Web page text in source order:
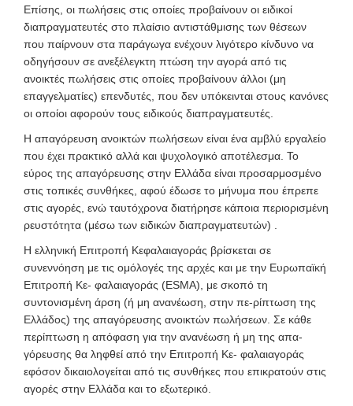
Επίσης, οι πωλήσεις στις οποίες προβαίνουν οι ειδικοί
διαπραγματευτές στο πλαίσιο αντιστάθμισης των θέσεων
που παίρνουν στα παράγωγα ενέχουν λιγότερο κίνδυνο να
οδηγήσουν σε ανεξέλεγκτη πτώση την αγορά από τις
ανοικτές πωλήσεις στις οποίες προβαίνουν άλλοι (μη
επαγγελματίες) επενδυτές, που δεν υπόκεινται στους κανόνες
οι οποίοι αφορούν τους ειδικούς διαπραγματευτές.
Η απαγόρευση ανοικτών πωλήσεων είναι ένα αμβλύ εργαλείο
που έχει πρακτικό αλλά και ψυχολογικό αποτέλεσμα. Το
εύρος της απαγόρευσης στην Ελλάδα είναι προσαρμοσμένο
στις τοπικές συνθήκες, αφού έδωσε το μήνυμα που έπρεπε
στις αγορές, ενώ ταυτόχρονα διατήρησε κάποια περιορισμένη
ρευστότητα (μέσω των ειδικών διαπραγματευτών) .
Η ελληνική Επιτροπή Κεφαλαιαγοράς βρίσκεται σε
συνεννόηση με τις ομόλογές της αρχές και με την Ευρωπαϊκή
Επιτροπή Κε- φαλαιαγοράς (ESMA), με σκοπό τη
συντονισμένη άρση (ή μη ανανέωση, στην πε-ρίπτωση της
Ελλάδος) της απαγόρευσης ανοικτών πωλήσεων. Σε κάθε
περίπτωση η απόφαση για την ανανέωση ή μη της απα-
γόρευσης θα ληφθεί από την Επιτροπή Κε- φαλαιαγοράς
εφόσον δικαιολογείται από τις συνθήκες που επικρατούν στις
αγορές στην Ελλάδα και το εξωτερικό.